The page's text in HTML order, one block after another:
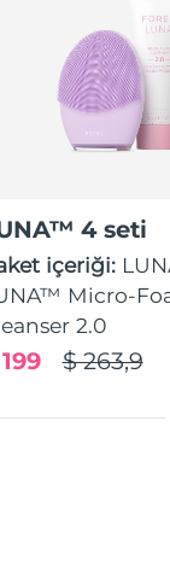
4 seti
içeriği:
Micro-
2.0
$ 263,9